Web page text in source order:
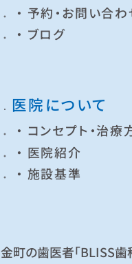
予約・お問い合わ
ブログ
医院について
コンセプト・治療
医院紹介
施設基準
金町の歯医者「BLISS歯